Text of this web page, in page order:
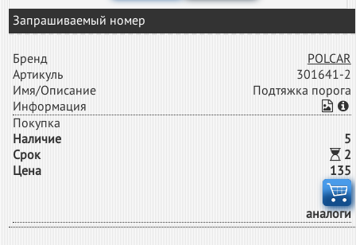
Запрашиваемый номер
Бренд
POLCAR
Артикуль
301641-2
Имя/Описание
Подтяжка порога
Информация
Покупка
Наличие
5
Срок
2
Цена
135
аналоги